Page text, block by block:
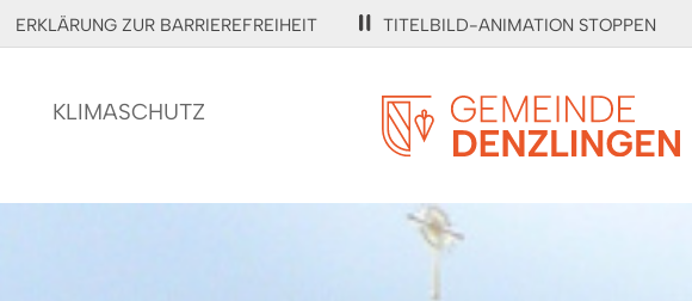
ERKLÄRUNG ZUR BARRIEREFREIHEIT TITELBILD-ANIMATION STOPPEN
KLIMASCHUTZ